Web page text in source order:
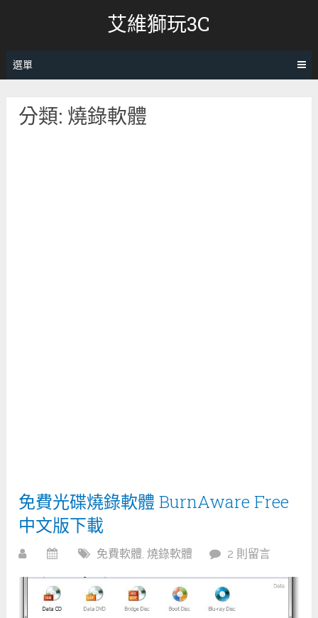
艾維獅玩3C
選單
分類: 燒錄軟體
免費光碟燒錄軟體 BurnAware Free
中文版下載
免費軟體, 燒錄軟體 2 則留言